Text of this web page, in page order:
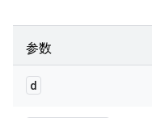
参数
d